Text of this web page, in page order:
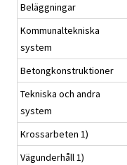
Beläggningar
Kommunaltekniska
system
Betongkonstruktioner
Tekniska och andra
system
Krossarbeten 1)
Vägunderhåll 1)